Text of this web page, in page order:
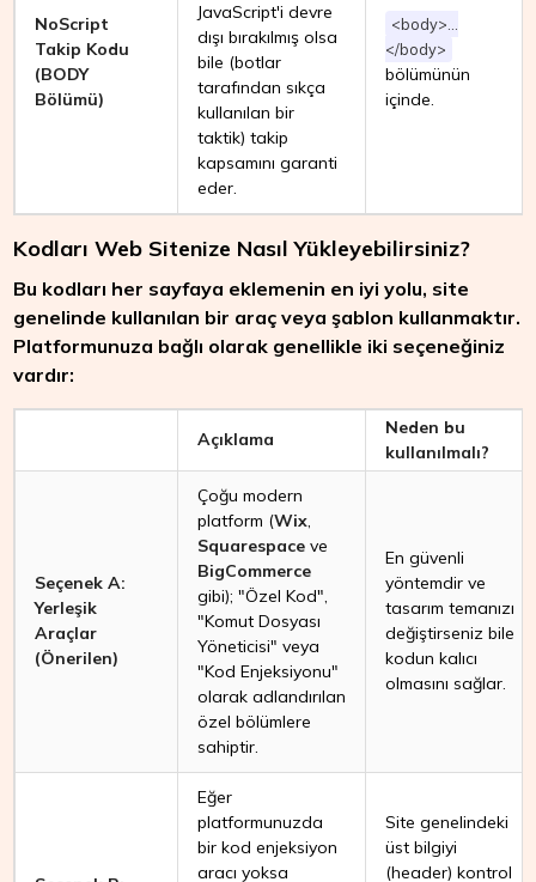
NoScript
Takip Kodu
(BODY
Bölümü)
JavaScript'i devre
dışı bırakılmış olsa
bile (botlar
tarafından sıkça
kullanılan bir
taktik) takip
kapsamını garanti
eder.
<body>...
</body>
bölümünün
içinde.
Kodları Web Sitenize Nasıl Yükleyebilirsiniz?
Bu kodları her sayfaya eklemenin en iyi yolu, site
genelinde kullanılan bir araç veya şablon kullanmaktır.
Platformunuza bağlı olarak genellikle iki seçeneğiniz
vardır:
Açıklama
Neden bu
kullanılmalı?
Seçenek A:
Yerleşik
Araçlar
(Önerilen)
Çoğu modern
platform (Wix,
Squarespace ve
BigCommerce
gibi); "Özel Kod",
"Komut Dosyası
Yöneticisi" veya
"Kod Enjeksiyonu"
olarak adlandırılan
özel bölümlere
sahiptir.
En güvenli
yöntemdir ve
tasarım temanızı
değiştirseniz bile
kodun kalıcı
olmasını sağlar.
Eğer
platformunuzda
bir kod enjeksiyon
aracı yoksa
Site genelindeki
üst bilgiyi
(header) kontrol